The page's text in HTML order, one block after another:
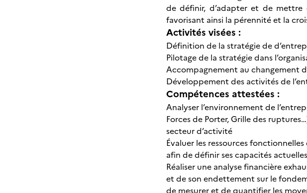
de définir, d’adapter et de
favorisant ainsi la pérennité et la
Activités visées :
Définition de la stratégie de
Pilotage de la stratégie dans
Accompagnement au changement
Développement des activités de
Compétences attestées :
Analyser l’environnement de
Forces de Porter, Grille des
secteur d’activité
Évaluer les ressources
afin de définir ses capacités
Réaliser une analyse financière
et de son endettement sur le
de mesurer et de quantifier les